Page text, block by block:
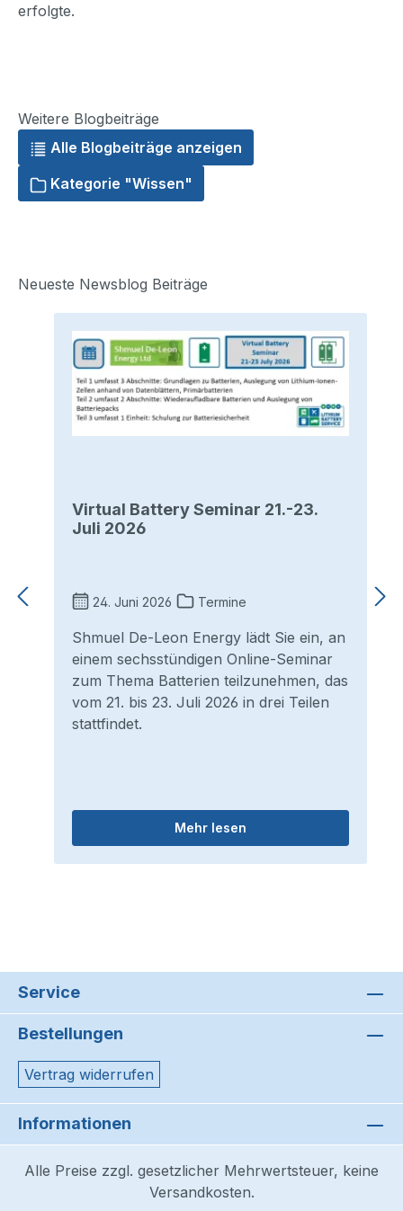
erfolgte.
Weitere Blogbeiträge
Alle Blogbeiträge anzeigen
Kategorie "Wissen"
Neueste Newsblog Beiträge
Virtual Battery Seminar 21.-23.
Juli 2026
24. Juni 2026 Termine
Shmuel De-Leon Energy lädt Sie ein, an
einem sechsstündigen Online-Seminar
zum Thema Batterien teilzunehmen, das
vom 21. bis 23. Juli 2026 in drei Teilen
stattfindet.
Mehr lesen
Service
Bestellungen
Vertrag widerrufen
Informationen
Alle Preise zzgl. gesetzlicher Mehrwertsteuer, keine
Versandkosten.